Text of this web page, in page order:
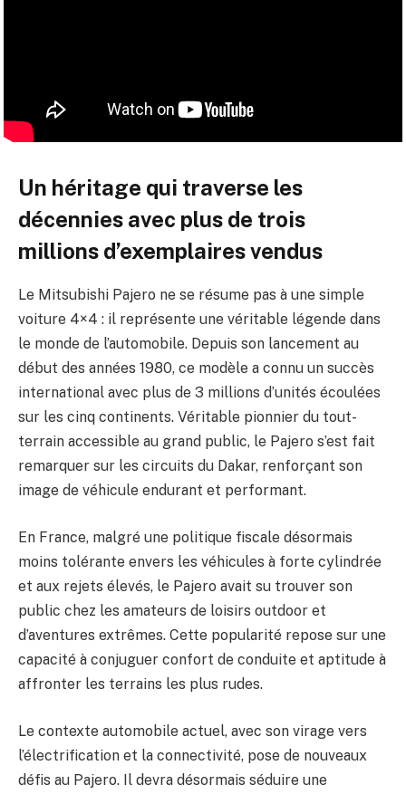
Un héritage qui traverse les
décennies avec plus de trois
millions d’exemplaires vendus
Le Mitsubishi Pajero ne se résume pas à une simple
voiture 4×4 : il représente une véritable légende dans
le monde de l’automobile. Depuis son lancement au
début des années 1980, ce modèle a connu un succès
international avec plus de 3 millions d’unités écoulées
sur les cinq continents. Véritable pionnier du tout-
terrain accessible au grand public, le Pajero s’est fait
remarquer sur les circuits du Dakar, renforçant son
image de véhicule endurant et performant.
En France, malgré une politique fiscale désormais
moins tolérante envers les véhicules à forte cylindrée
et aux rejets élevés, le Pajero avait su trouver son
public chez les amateurs de loisirs outdoor et
d’aventures extrêmes. Cette popularité repose sur une
capacité à conjuguer confort de conduite et aptitude à
affronter les terrains les plus rudes.
Le contexte automobile actuel, avec son virage vers
l’électrification et la connectivité, pose de nouveaux
défis au Pajero. Il devra désormais séduire une